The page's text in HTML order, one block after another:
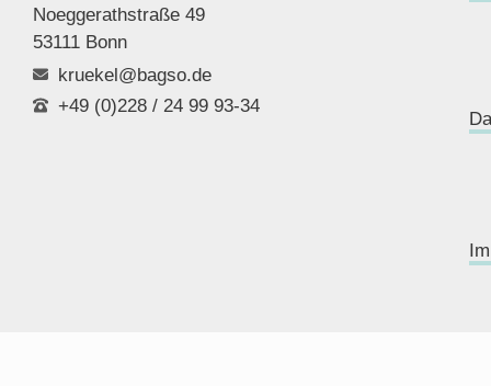
Noeggerathstraße 49
53111 Bonn
kruekel@bagso.de
+49 (0)228 / 24 99 93-34